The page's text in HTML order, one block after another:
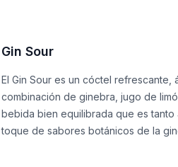
Gin Sour
El Gin Sour es un cóctel refrescante,
combinación de ginebra, jugo de
bebida bien equilibrada que es
toque de sabores botánicos de la